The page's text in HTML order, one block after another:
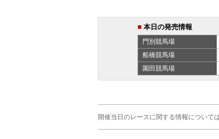
■ 本日の発売情報
門別競馬場
船橋競馬場
園田競馬場
開催当日のレースに関する情報について